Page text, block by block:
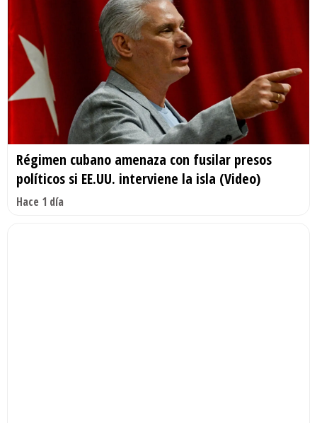
Régimen cubano amenaza con fusilar presos
políticos si EE.UU. interviene la isla (Video)
Hace 1 día